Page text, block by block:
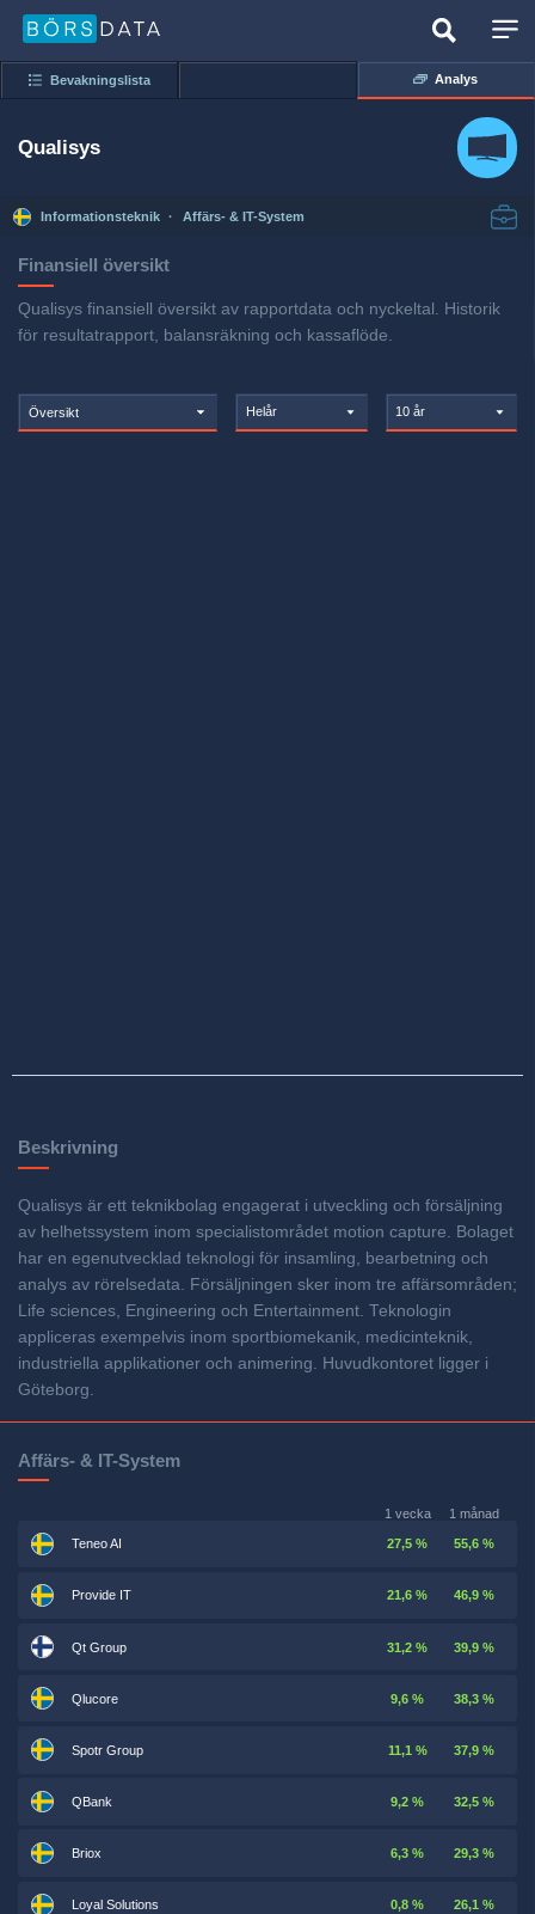
Bevakningslista Analys
Qualisys
Informationsteknik · Affärs- & IT-System
Finansiell översikt
Qualisys finansiell översikt av rapportdata och nyckeltal. Historik
för resultatrapport, balansräkning och kassaflöde.
Översikt Helår 10 år
Beskrivning
Qualisys är ett teknikbolag engagerat i utveckling och försäljning
av helhetssystem inom specialistområdet motion capture. Bolaget
har en egenutvecklad teknologi för insamling, bearbetning och
analys av rörelsedata. Försäljningen sker inom tre affärsområden;
Life sciences, Engineering och Entertainment. Teknologin
appliceras exempelvis inom sportbiomekanik, medicinteknik,
industriella applikationer och animering. Huvudkontoret ligger i
Göteborg.
Affärs- & IT-System
1 vecka 1 månad
Teneo AI 27,5 % 55,6 %
Provide IT 21,6 % 46,9 %
Qt Group 31,2 % 39,9 %
Qlucore 9,6 % 38,3 %
Spotr Group 11,1 % 37,9 %
QBank 9,2 % 32,5 %
Briox 6,3 % 29,3 %
Loyal Solutions 0,8 % 26,1 %